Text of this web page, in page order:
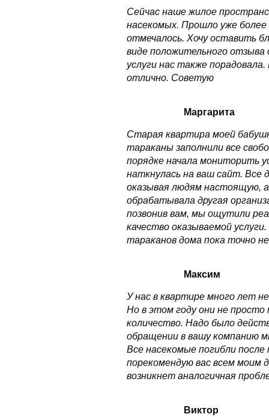
Сейчас наше жилое
насекомых. Прошло уже более
отмечалось. Хочу оставить
виде положительного
услуги нас также
отлично. Советую
Маргарита
Старая квартира моей
тараканы заполнили все
порядке начала мониторить
наткнулась на ваш сайт. Все
оказывая людям настоящую,
обрабатывала другая
позвонив вам, мы ощутили
качество оказываемой
тараканов дома пока точно
Максим
У нас в квартире много лет
Но в этом году они не просто
количество. Надо было
обращении в вашу компанию
Все насекомые погибли
порекомендую вас всем моим
возникнет аналогичная
Виктор